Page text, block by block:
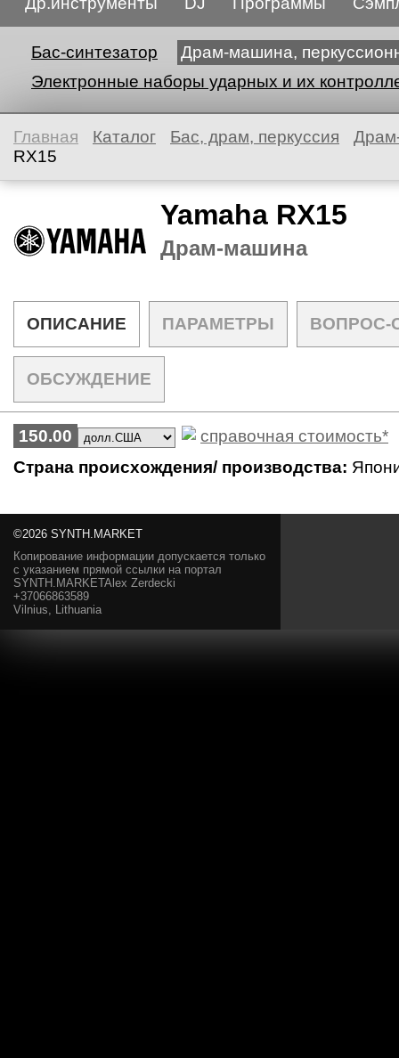
Бас-синтезатор
Драм-машина,
Электронные наборы ударных и их
Главная Каталог Бас, драм, перкуссия
RX15
Yamaha RX15
Драм-машина
ОПИСАНИЕ ПАРАМЕТРЫ ВОПРОС-
ОБСУЖДЕНИЕ
150.00
справочная стоимость*
Страна происхождения/ производства:
©2026 SYNTH.MARKET
Копирование информации допускается только
с указанием прямой ссылки на портал
SYNTH.MARKETAlex Zerdecki
+37066863589
Vilnius, Lithuania